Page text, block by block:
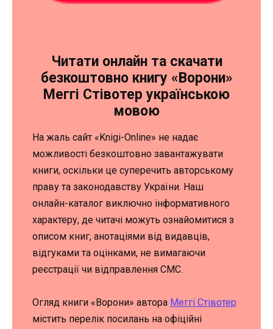
Читати онлайн та скачати
безкоштовно книгу «Ворони»
Меггі Стівотер українською
мовою
На жаль сайт «Knigi-Online» не надає
можливості безкоштовно завантажувати
книги, оскільки це суперечить авторському
праву та законодавству України. Наш
онлайн-каталог виключно інформативного
характеру, де читачі можуть ознайомитися з
описом книг, анотаціями від видавців,
відгуками та оцінками, не вимагаючи
реєстрації чи відправлення СМС.
Огляд книги «Ворони» автора Меггі Стівотер
містить перелік посилань на офіційні